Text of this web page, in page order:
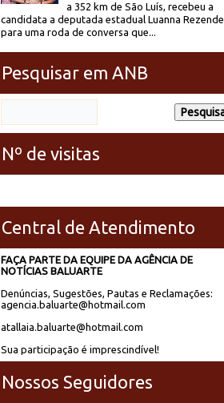
a 352 km de São Luís, recebeu a
candidata a deputada estadual Luanna Rezende
para uma roda de conversa que...
Pesquisar em ANB
Nº de visitas
Central de Atendimento
FAÇA PARTE DA EQUIPE DA AGÊNCIA DE
NOTÍCIAS BALUARTE
Denúncias, Sugestões, Pautas e Reclamações:
agencia.baluarte@hotmail.com
atallaia.baluarte@hotmail.com
Sua participação é imprescindível!
Nossos Seguidores